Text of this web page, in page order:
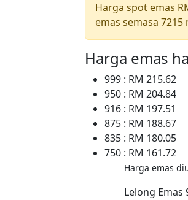
Harga spot emas
emas semasa
Harga emas
999 : RM 215.62
950 : RM 204.84
916 : RM 197.51
875 : RM 188.67
835 : RM 180.05
750 : RM 161.72
Harga emas
Lelong